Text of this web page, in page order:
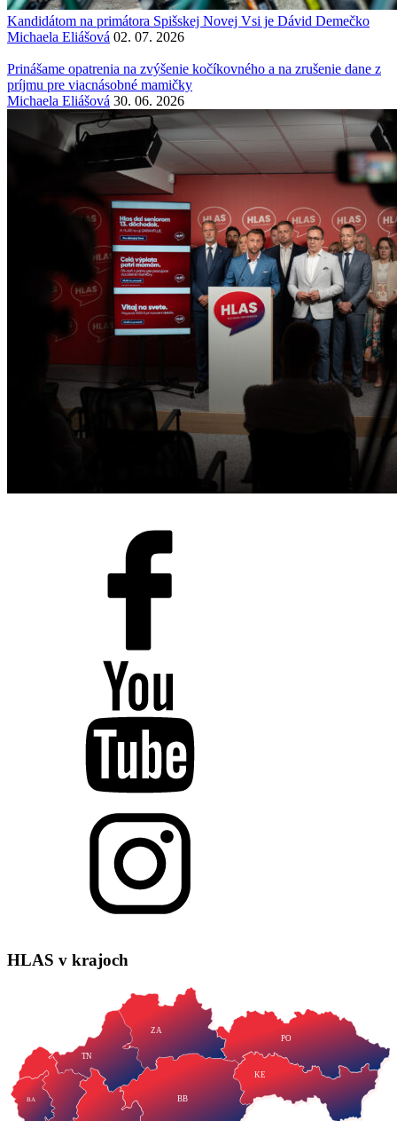
Kandidátom na primátora Spišskej Novej Vsi je Dávid Demečko
Michaela Eliášová 02. 07. 2026
Prinášame opatrenia na zvýšenie kočíkovného a na zrušenie dane z
príjmu pre viacnásobné mamičky
Michaela Eliášová 30. 06. 2026
HLAS v krajoch
TN
ZA
BB
PO
KE
BA